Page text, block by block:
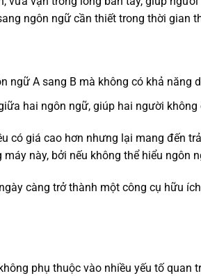
ngôn ngữ cần thiết trong thời gian
ngữ A sang B mà không có khả năng
hai ngôn ngữ, giúp hai người
có giá cao hơn nhưng lại mang đến
này, bởi nếu không thể hiểu ngôn
càng trở thành một công cụ hữu
phụ thuộc vào nhiều yếu tố